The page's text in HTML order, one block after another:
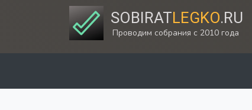
SOBIRATLEGKO.RU
Проводим собрания с 2010 года